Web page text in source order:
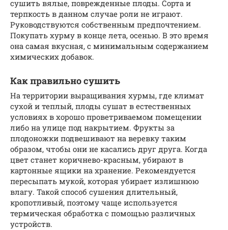
сушить вялые, поврежденные плоды. Сорта и
терпкость в данном случае роли не играют.
Руководствуются собственным предпочтением.
Покупать хурму в конце лета, осенью. В это время
она самая вкусная, с минимальным содержанием
химических добавок.
Как правильно сушить
На территории выращивания хурмы, где климат
сухой и теплый, плоды сушат в естественных
условиях в хорошо проветриваемом помещении
либо на улице под накрытием. Фрукты за
плодоножки подвешивают на веревку таким
образом, чтобы они не касались друг друга. Когда
цвет станет коричнево-красным, убирают в
картонные ящики на хранение. Рекомендуется
пересыпать мукой, которая убирает излишнюю
влагу. Такой способ сушения длительный,
кропотливый, поэтому чаще используется
термическая обработка с помощью различных
устройств.